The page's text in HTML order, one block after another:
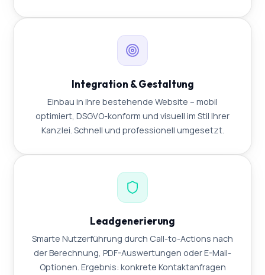
Integration & Gestaltung
Einbau in Ihre bestehende Website – mobil
optimiert, DSGVO-konform und visuell im Stil Ihrer
Kanzlei. Schnell und professionell umgesetzt.
Leadgenerierung
Smarte Nutzerführung durch Call-to-Actions nach
der Berechnung, PDF-Auswertungen oder E-Mail-
Optionen. Ergebnis: konkrete Kontaktanfragen